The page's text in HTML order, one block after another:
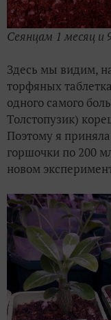
Сеянцам 1 месяц и
Здесь мы видим,
торфяных
одного самого
Толстопузик)
Поэтому я
горшочки по 200
новом